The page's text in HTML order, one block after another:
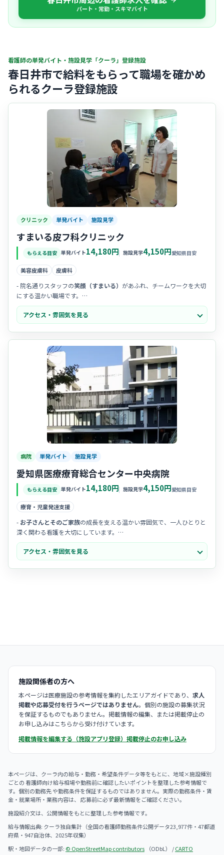
パート・常勤・スキマバイト
看護師の単発バイト・施設見学「クーラ」登録施設
春日井市で給料をもらって職場を確かめ
られるクーラ登録施設
クリニック 単発バイト 施設見学
すまいる皮フ科クリニック
もらえる目安 単発バイト14,180円 施設見学4,150円愛知県目安
美容皮膚科 皮膚科
- 院名通りスタッフの笑顔（すまいる） があふれ、チームワークを大切
にする温かい職場です。
- 院長先生が物腰柔らかく丁寧な方なので、困った時もすぐに相談でき
る風通しの良さがあります。
- 院内は清潔感があり綺麗で、患者様もスタッフも心地よく過ごせるリ
アクセス・雰囲気を見る
病院 単発バイト 施設見学
愛知県医療療育総合センター中央病院
もらえる目安 単発バイト14,180円 施設見学4,150円愛知県目安
療育・児童発達支援
- お子さんとそのご家族の成長を支える温かい雰囲気で、一人ひとりと
深く関わる看護を大切にしています。
- 職員同士のチームワークが抜群で、困ったときもすぐに相談し合える
風通しの良い職場です。
- 「療育」を掲げる施設らしく、優しさと笑顔にあふれた穏やかな時間
アクセス・雰囲気を見る
施設関係者の方へ
本ページは医療施設の参考情報を集約したエリアガイドであり、 求人
掲載や応募受付を行うページではありません。個別の施設の募集状況
を保証するものでもありません。掲載情報の編集、または掲載停止の
お申し込みはこちらから受け付けています。
掲載情報を編集する（施設アプリ登録） 掲載停止のお申し込み
本ページは、クーラ内の給与・勤務・希望条件データ等をもとに、地域×施設種別
ごとの 看護師向け給与相場や勤務前に確認したいポイントを整理した参考情報で
す。個別の勤務先 や勤務条件を保証するものではありません。実際の勤務条件・賃
金・就業場所・業務内容は、 応募前に必ず最新情報をご確認ください。
施設紹介文は、公開情報をもとに整理した参考情報です。
給与情報出典: クーラ独自集計（全国の看護師勤務条件公開データ23,977件・47都道
府県・947自治体、2025年収集）
駅・地図データの一部: © OpenStreetMap contributors （ODbL） /CARTO